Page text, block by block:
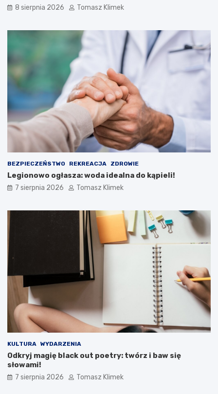
8 sierpnia 2026 Tomasz Klimek
BEZPIECZEŃSTWO REKREACJA ZDROWIE
Legionowo ogłasza: woda idealna do kąpieli!
7 sierpnia 2026 Tomasz Klimek
KULTURA WYDARZENIA
Odkryj magię black out poetry: twórz i baw się
słowami!
7 sierpnia 2026 Tomasz Klimek